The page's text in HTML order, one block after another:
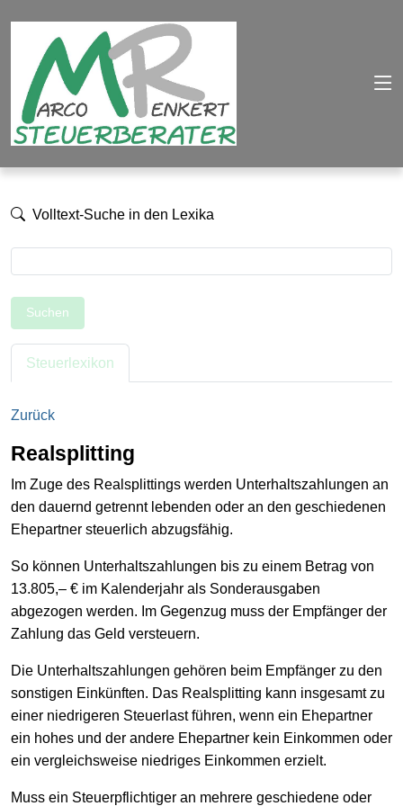
Volltext-Suche in den Lexika
Suchen
Steuerlexikon
Zurück
Realsplitting
Im Zuge des Realsplittings werden Unterhaltszahlungen an
den dauernd getrennt lebenden oder an den geschiedenen
Ehepartner steuerlich abzugsfähig.
So können Unterhaltszahlungen bis zu einem Betrag von
13.805,– € im Kalenderjahr als Sonderausgaben
abgezogen werden. Im Gegenzug muss der Empfänger der
Zahlung das Geld versteuern.
Die Unterhaltszahlungen gehören beim Empfänger zu den
sonstigen Einkünften. Das Realsplitting kann insgesamt zu
einer niedrigeren Steuerlast führen, wenn ein Ehepartner
ein hohes und der andere Ehepartner kein Einkommen oder
ein vergleichsweise niedriges Einkommen erzielt.
Muss ein Steuerpflichtiger an mehrere geschiedene oder